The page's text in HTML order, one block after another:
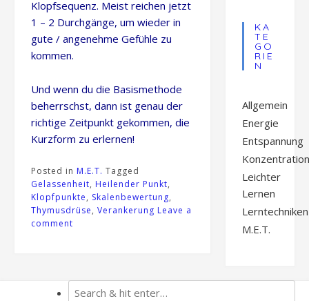
Klopfsequenz. Meist reichen jetzt
1 – 2 Durchgänge, um wieder in
gute / angenehme Gefühle zu
kommen.
Und wenn du die Basismethode
beherrschst, dann ist genau der
richtige Zeitpunkt gekommen, die
Kurzform zu erlernen!
Posted in M.E.T. Tagged
Gelassenheit, Heilender Punkt,
Klopfpunkte, Skalenbewertung,
Thymusdrüse, Verankerung Leave a
comment
KA
TE
GO
RIE
N
Allgemein
Energie
Entspannung
Konzentration
Leichter
Lernen
Lerntechniken
M.E.T.